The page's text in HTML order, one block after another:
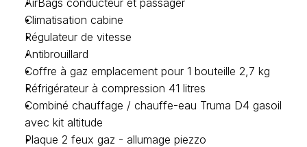
AirBags conducteur et passager
Climatisation cabine
Régulateur de vitesse
Antibrouillard
Coffre à gaz emplacement pour 1 bouteille 2,7 kg
Réfrigérateur à compression 41 litres
Combiné chauffage / chauffe-eau Truma D4 gasoil
avec kit altitude
Plaque 2 feux gaz - allumage piezzo